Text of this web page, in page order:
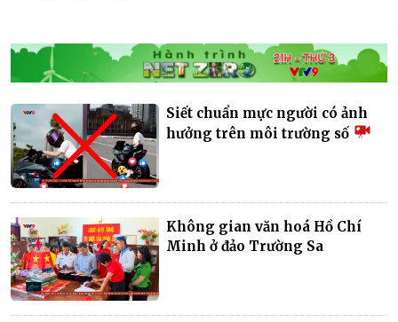
Siết chuẩn mực người có ảnh
hưởng trên môi trường số
Không gian văn hoá Hồ Chí
Minh ở đảo Trường Sa